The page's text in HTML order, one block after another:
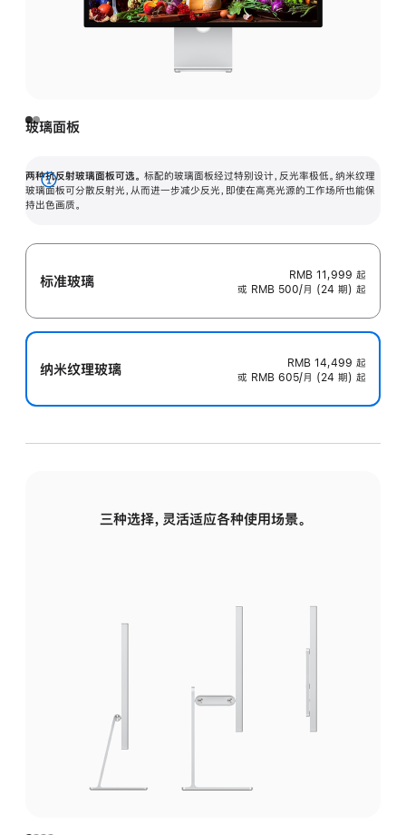
玻璃面板
两种抗反射玻璃面板可选。 标配的玻璃面板经过特别设计，反光率极低。纳米纹理
玻璃面板可分散反射光，从而进一步减少反光，即使在高亮光源的工作场所也能保
持出色画质。
展
开
标准玻璃 RMB 11,999 起
或 RMB 500/月 (24 期) 起
纳米纹理玻璃 RMB 14,499 起
或 RMB 605/月 (24 期) 起
三种选择，灵活适应各种使用场景。